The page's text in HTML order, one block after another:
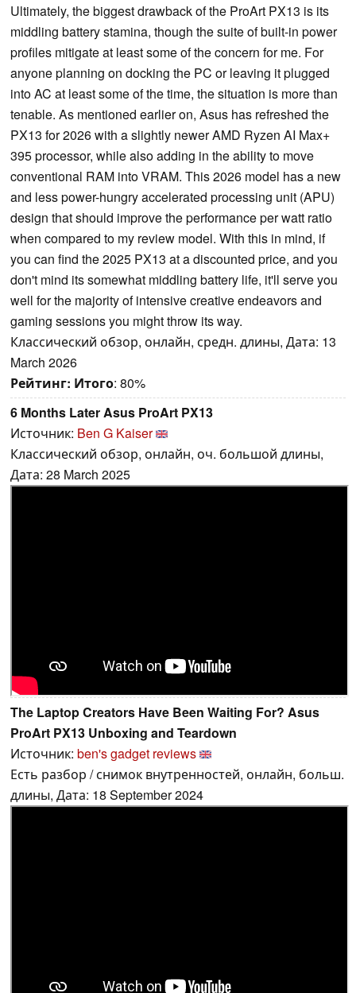
Ultimately, the biggest drawback of the ProArt PX13 is its
middling battery stamina, though the suite of built-in power
profiles mitigate at least some of the concern for me. For
anyone planning on docking the PC or leaving it plugged
into AC at least some of the time, the situation is more than
tenable. As mentioned earlier on, Asus has refreshed the
PX13 for 2026 with a slightly newer AMD Ryzen AI Max+
395 processor, while also adding in the ability to move
conventional RAM into VRAM. This 2026 model has a new
and less power-hungry accelerated processing unit (APU)
design that should improve the performance per watt ratio
when compared to my review model. With this in mind, if
you can find the 2025 PX13 at a discounted price, and you
don't mind its somewhat middling battery life, it'll serve you
well for the majority of intensive creative endeavors and
gaming sessions you might throw its way.
Классический обзор, онлайн, средн. длины, Дата: 13
March 2026
Рейтинг: Итого: 80%
6 Months Later Asus ProArt PX13
Источник: Ben G Kaiser
Классический обзор, онлайн, оч. большой длины,
Дата: 28 March 2025
The Laptop Creators Have Been Waiting For? Asus
ProArt PX13 Unboxing and Teardown
Источник: ben's gadget reviews
Есть разбор / снимок внутренностей, онлайн, больш.
длины, Дата: 18 September 2024